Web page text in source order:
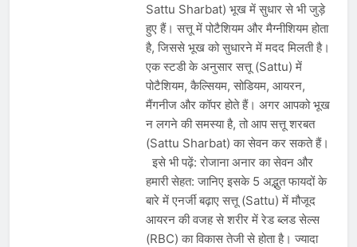
Sattu Sharbat) भूख में सुधार से भी जुड़े
हुए हैं। सत्तू में पोटैशियम और मैग्नीशियम होता
है, जिससे भूख को सुधारने में मदद मिलती है।
एक स्टडी के अनुसार सत्तू (Sattu) में
पोटैशियम, कैल्सियम, सोडियम, आयरन,
मैंगनीज और कॉपर होते हैं। अगर आपको भूख
न लगने की समस्या है, तो आप सत्तू शरबत
(Sattu Sharbat) का सेवन कर सकते हैं।
इसे भी पढ़ें: रोजाना अनार का सेवन और
हमारी सेहत: जानिए इसके 5 अद्भुत फायदों के
बारे में एनर्जी बढ़ाए सत्तू (Sattu) में मौजूद
आयरन की वजह से शरीर में रेड ब्लड सेल्स
(RBC) का विकास तेजी से होता है। ज्यादा